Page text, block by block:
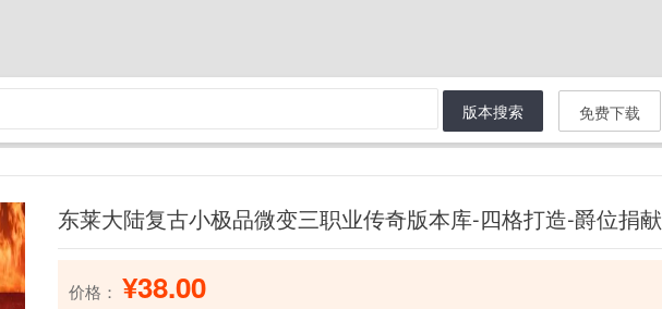
版本搜索 免费下载
东莱大陆复古小极品微变三职业传奇版本库-四格打造-爵位捐献
价格： ¥38.00